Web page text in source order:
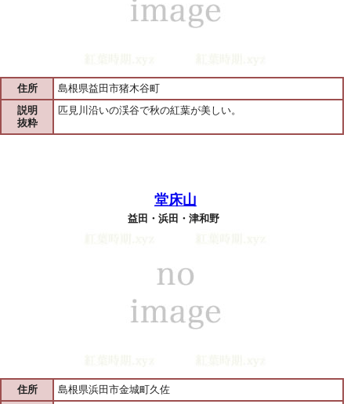
住所
島根県益田市猪木谷町
説明
抜粋
匹見川沿いの渓谷で秋の紅葉が美しい。
堂床山
益田・浜田・津和野
住所 島根県浜田市金城町久佐